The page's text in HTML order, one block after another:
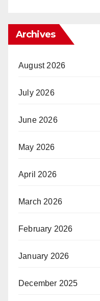
Archives
August 2026
July 2026
June 2026
May 2026
April 2026
March 2026
February 2026
January 2026
December 2025